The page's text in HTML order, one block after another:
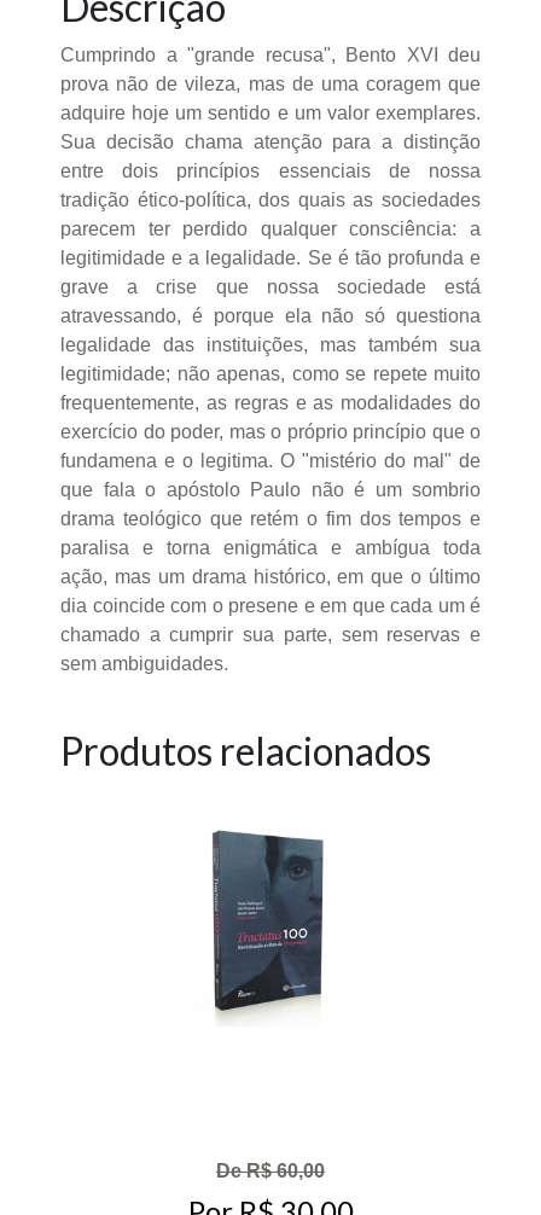
Cumprindo a "grande recusa", Bento XVI deu
prova não de vileza, mas de uma coragem que
adquire hoje um sentido e um valor exemplares.
Sua decisão chama atenção para a distinção
entre dois princípios essenciais de nossa
tradição ético-política, dos quais as sociedades
parecem ter perdido qualquer consciência: a
legitimidade e a legalidade. Se é tão profunda e
grave a crise que nossa sociedade está
atravessando, é porque ela não só questiona
legalidade das instituições, mas também sua
legitimidade; não apenas, como se repete muito
frequentemente, as regras e as modalidades do
exercício do poder, mas o próprio princípio que o
fundamena e o legitima. O "mistério do mal" de
que fala o apóstolo Paulo não é um sombrio
drama teológico que retém o fim dos tempos e
paralisa e torna enigmática e ambígua toda
ação, mas um drama histórico, em que o último
dia coincide com o presene e em que cada um é
chamado a cumprir sua parte, sem reservas e
sem ambiguidades.
Produtos relacionados
De R$ 60,00